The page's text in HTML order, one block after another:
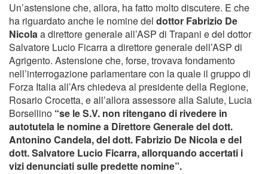
Un’astensione che, allora, ha fatto molto discutere. E che
ha riguardato anche le nomine del dottor Fabrizio De
Nicolaa direttore generale all’ASP di Trapani e del dottor
Salvatore Lucio Ficarra a direttore generale dell’ASP di
Agrigento. Astensione che, forse, trovava fondamento
nell’interrogazione parlamentare con la quale il gruppo di
Forza Italia all’Ars chiedeva al presidente della Regione,
Rosario Crocetta, e all’allora assessore alla Salute, Lucia
Borsellino “se le S.V. non ritengano di rivedere in
autotutela le nomine a Direttore Generale del dott.
Antonino Candela, del dott. Fabrizio De Nicola e del
dott. Salvatore Lucio Ficarra, allorquando accertati i
vizi denunciati sulle predette nomine”.